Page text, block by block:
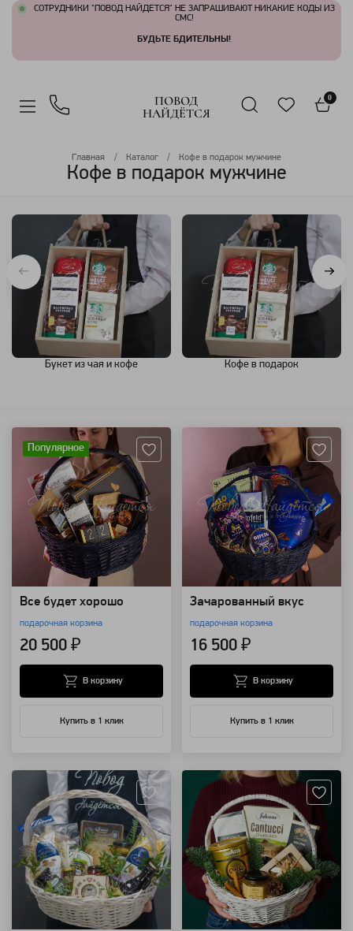
СОТРУДНИКИ "ПОВОД НАЙДЕТСЯ" НЕ ЗАПРАШИВАЮТ НИКАКИЕ КОДЫ ИЗ
СМС!
БУДЬТЕ БДИТЕЛЬНЫ!
ПОВОД
НАЙДЁТСЯ
0
Главная Каталог Кофе в подарок мужчине
Кофе в подарок мужчине
Букет из чая и кофе Кофе в подарок
Популярное
Все будет хорошо
подарочная корзина
20 500 ₽
Купить в 1 клик
В корзину
Зачарованный вкус
подарочная корзина
16 500 ₽
Купить в 1 клик
В корзину